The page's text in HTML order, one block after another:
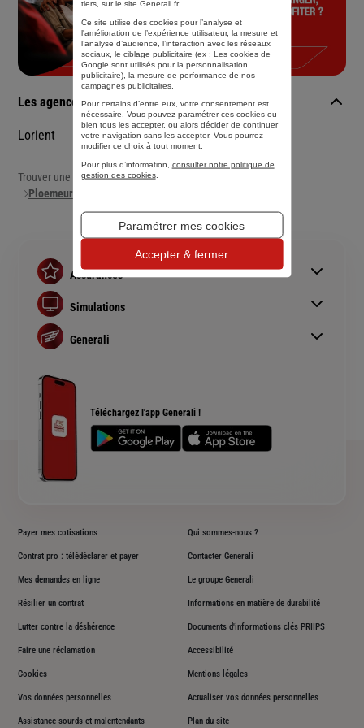
Les agences Generali dans les villes à proximité
Lorient
Trouver une agence Generali
Ploemeur
Téléchargez l'app Generali !
Assurances
Assurance auto
Assurance habitation
Assurance prêt immobilier
Complémentaire santé senior
Simulations
Simulation assurance auto
Devis assurance habitation
Devis assurance chien ou chat
Generali
Rendements fonds euros Generali
Accessibilité sourds et malentendants
Plan du site
Payer mes cotisations
Contrat pro : télédéclarer et payer
Mes demandes en ligne
Résilier un contrat
Lutter contre la déshérence
Faire une réclamation
Qui sommes-nous ?
Contacter Generali
Le groupe Generali
Informations en matière de durabilité
Documents d'informations clés PRIIPS
Accessibilité
Cookies Mentions légales
Vos données personnelles Actualiser vos données personnelles
Assistance sourds et malentendants Plan du site
tiers, sur le site Generali.fr.
Ce site utilise des cookies pour l’analyse et
l'amélioration de l’expérience utilisateur, la mesure et
l’analyse d’audience, l’interaction avec les réseaux
sociaux, le ciblage publicitaire (ex : Les cookies de
Google sont utilisés pour la personnalisation
publicitaire), la mesure de performance de nos
campagnes publicitaires.
Pour certains d’entre eux, votre consentement est
nécessaire. Vous pouvez paramétrer ces cookies ou
bien tous les accepter, ou alors décider de continuer
votre navigation sans les accepter. Vous pourrez
modifier ce choix à tout moment.
Pour plus d’information, consulter notre politique de
gestion des cookies.
Paramétrer mes cookies
Accepter & fermer